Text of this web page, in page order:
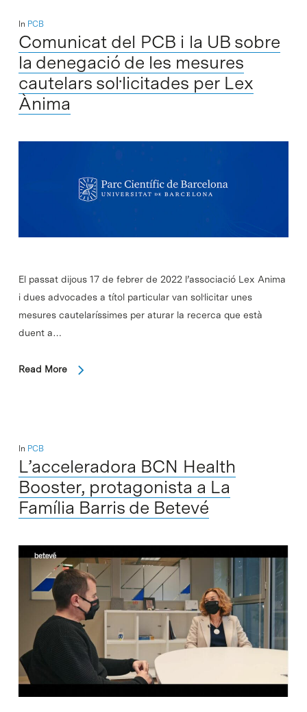
In PCB
Comunicat del PCB i la UB sobre
la denegació de les mesures
cautelars sol·licitades per Lex
Ànima
El passat dijous 17 de febrer de 2022 l’associació Lex Anima
i dues advocades a títol particular van sol·licitar unes
mesures cautelaríssimes per aturar la recerca que està
duent a…
Read More
In PCB
L’acceleradora BCN Health
Booster, protagonista a La
Família Barris de Betevé